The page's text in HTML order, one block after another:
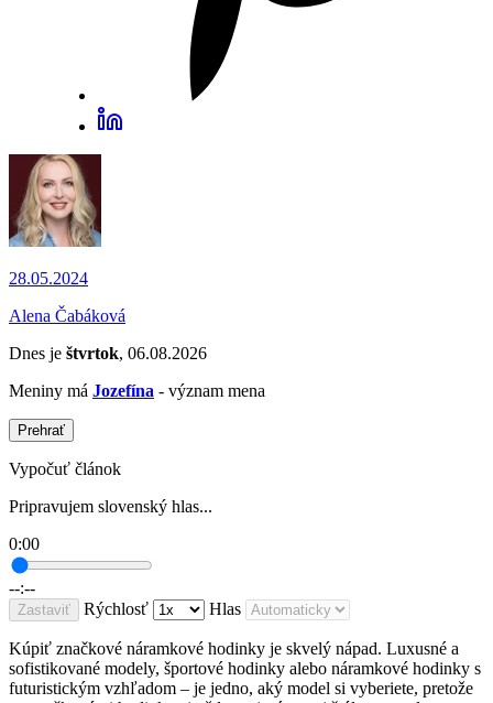
28.05.2024
Alena Čabáková
Dnes je štvrtok, 06.08.2026
Meniny má Jozefína - význam mena
Prehrať
Vypočuť článok
Pripravujem slovenský hlas...
0:00
--:--
Zastaviť Rýchlosť Hlas
Kúpiť značkové náramkové hodinky je skvelý nápad. Luxusné a
sofistikované modely, športové hodinky alebo náramkové hodinky s
futuristickým vzhľadom – je jedno, aký model si vyberiete, pretože